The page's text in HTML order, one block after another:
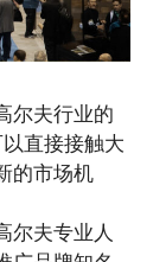
尔夫行业的
直接接触大
的市场机
尔夫专业人